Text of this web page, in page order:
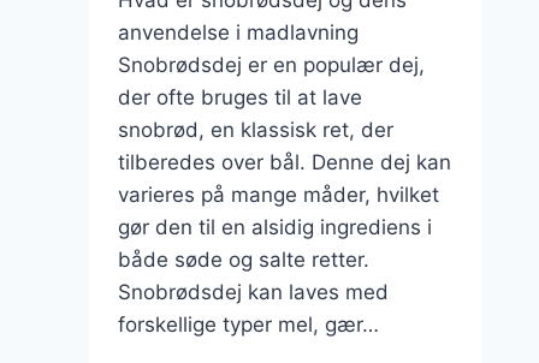
anvendelse i madlavning
Snobrødsdej er en populær dej,
der ofte bruges til at lave
snobrød, en klassisk ret, der
tilberedes over bål. Denne dej kan
varieres på mange måder, hvilket
gør den til en alsidig ingrediens i
både søde og salte retter.
Snobrødsdej kan laves med
forskellige typer mel, gær…